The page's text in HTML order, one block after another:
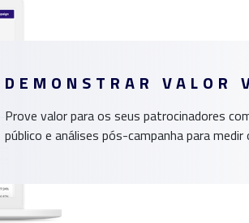
DEMONSTRAR VALOR
Prove valor para os seus patrocinadores
público e análises pós-campanha para medir